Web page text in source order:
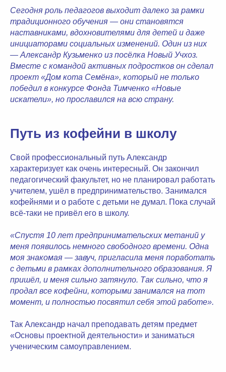
Сегодня роль педагогов выходит далеко за рамки
традиционного обучения — они становятся
наставниками, вдохновителями для детей и даже
инициаторами социальных изменений. Один из них
— Александр Кузьменко из посёлка Новый Учхоз.
Вместе с командой активных подростков он сделал
проект «Дом кота Семёна», который не только
победил в конкурсе Фонда Тимченко «Новые
искатели», но прославился на всю страну.
Путь из кофейни в школу
Свой профессиональный путь Александр
характеризует как очень интересный. Он закончил
педагогический факультет, но не планировал работать
учителем, ушёл в предпринимательство. Занимался
кофейнями и о работе с детьми не думал. Пока случай
всё-таки не привёл его в школу.
«Спустя 10 лет предпринимательских метаний у
меня появилось немного свободного времени. Одна
моя знакомая — завуч, пригласила меня поработать
с детьми в рамках дополнительного образования. Я
пришёл, и меня сильно затянуло. Так сильно, что я
продал все кофейни, которыми занимался на тот
момент, и полностью посвятил себя этой работе».
Так Александр начал преподавать детям предмет
«Основы проектной деятельности» и заниматься
ученическим самоуправлением.